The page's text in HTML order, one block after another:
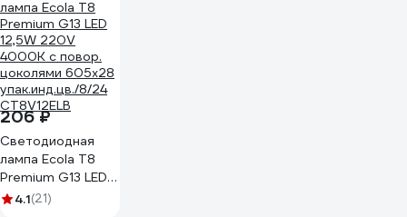
206 ₽
Светодиодная
лампа Ecola T8
Premium G13 LED
12,5W 220V
4.1(21)